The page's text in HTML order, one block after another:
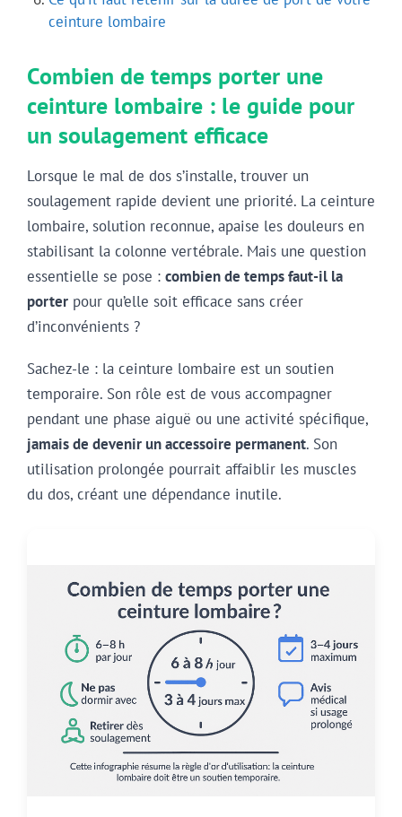
ceinture lombaire
Combien de temps porter une
ceinture lombaire : le guide pour
un soulagement efficace
Lorsque le mal de dos s’installe, trouver un
soulagement rapide devient une priorité. La ceinture
lombaire, solution reconnue, apaise les douleurs en
stabilisant la colonne vertébrale. Mais une question
essentielle se pose : combien de temps faut-il la
porter pour qu’elle soit efficace sans créer
d’inconvénients ?
Sachez-le : la ceinture lombaire est un soutien
temporaire. Son rôle est de vous accompagner
pendant une phase aiguë ou une activité spécifique,
jamais de devenir un accessoire permanent. Son
utilisation prolongée pourrait affaiblir les muscles
du dos, créant une dépendance inutile.